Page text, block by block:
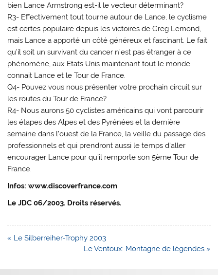
bien Lance Armstrong est-il le vecteur déterminant?
R3- Effectivement tout tourne autour de Lance, le cyclisme
est certes populaire depuis les victoires de Greg Lemond,
mais Lance a apporté un côté généreux et fascinant. Le fait
qu’il soit un survivant du cancer n’est pas étranger à ce
phénomène, aux Etats Unis maintenant tout le monde
connait Lance et le Tour de France.
Q4- Pouvez vous nous présenter votre prochain circuit sur
les routes du Tour de France?
R4- Nous aurons 50 cyclistes américains qui vont parcourir
les étapes des Alpes et des Pyrénées et la dernière
semaine dans l’ouest de la France, la veille du passage des
professionnels et qui prendront aussi le temps d’aller
encourager Lance pour qu’il remporte son 5ème Tour de
France.
Infos: www.discoverfrance.com
Le JDC 06/2003. Droits réservés.
Navigation
« Le Silberreiher-Trophy 2003
Le Ventoux: Montagne de légendes »